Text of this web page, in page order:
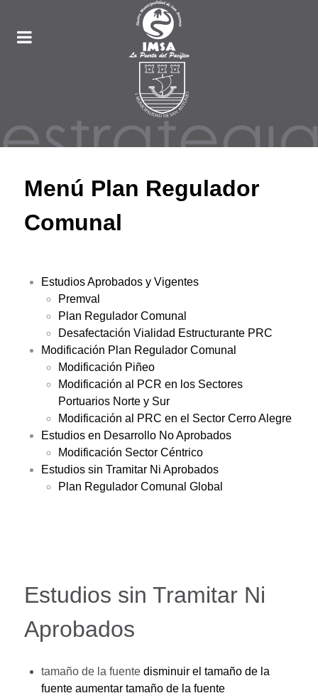
Menú Plan Regulador
Comunal
Estudios Aprobados y Vigentes
Premval
Plan Regulador Comunal
Desafectación Vialidad Estructurante PRC
Modificación Plan Regulador Comunal
Modificación Piñeo
Modificación al PCR en los Sectores
Portuarios Norte y Sur
Modificación al PRC en el Sector Cerro Alegre
Estudios en Desarrollo No Aprobados
Modificación Sector Céntrico
Estudios sin Tramitar Ni Aprobados
Plan Regulador Comunal Global
Estudios sin Tramitar Ni
Aprobados
tamaño de la fuente disminuir el tamaño de la
fuente aumentar tamaño de la fuente